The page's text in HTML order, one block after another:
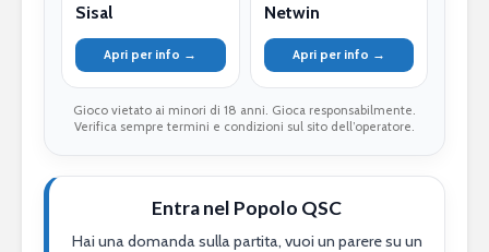
Sisal
Apri per info →
Netwin
Apri per info →
Gioco vietato ai minori di 18 anni. Gioca responsabilmente.
Verifica sempre termini e condizioni sul sito dell’operatore.
Entra nel Popolo QSC
Hai una domanda sulla partita, vuoi un parere su un